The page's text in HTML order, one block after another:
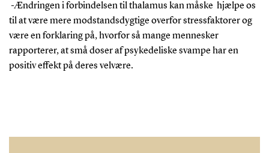
-Ændringen i forbindelsen til thalamus kan måske hjælpe os
til at være mere modstandsdygtige overfor stressfaktorer og
være en forklaring på, hvorfor så mange mennesker
rapporterer, at små doser af psykedeliske svampe har en
positiv effekt på deres velvære.